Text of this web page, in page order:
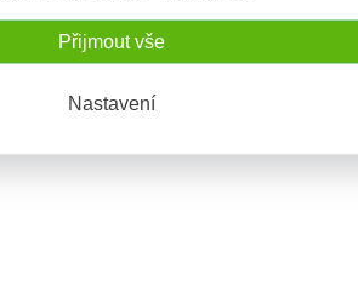
Přijmout vše
Nastavení